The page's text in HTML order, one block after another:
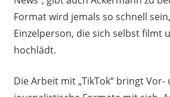
Format wird jemals so schnell
Einzelperson, die sich selbst filmt
hochlädt.
Die Arbeit mit „TikTok“ bringt